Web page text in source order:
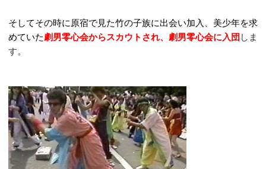
そしてその時に原宿で見た竹の子族に出会い加入、美少年を求
めていた劇男零心会からスカウトされ、劇男零心会に入団 しま
す。